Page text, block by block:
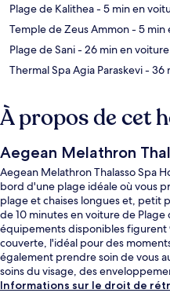
Plage de Kalithea- 5 min en
Temple de Zeus Ammon- 5 min
Plage de Sani- 26 min en voiture
Thermal Spa Agia Paraskevi- 36
À propos de cet
Aegean Melathron
Aegean Melathron Thalasso Spa
bord d'une plage idéale où vous
plage et chaises longues et, petit
de 10 minutes en voiture de
équipements disponibles figurent
couverte, l'idéal pour des
également prendre soin de vous
soins du visage, des
d'aromathérapie. Les options de
Informations sur le droit de